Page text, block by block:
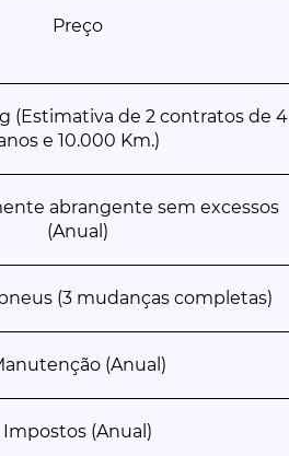
Preço
(Estimativa de 2 contratos de 4
e 10.000 Km.)
abrangente sem excessos
(Anual)
(3 mudanças completas)
(Anual)
Impostos (Anual)